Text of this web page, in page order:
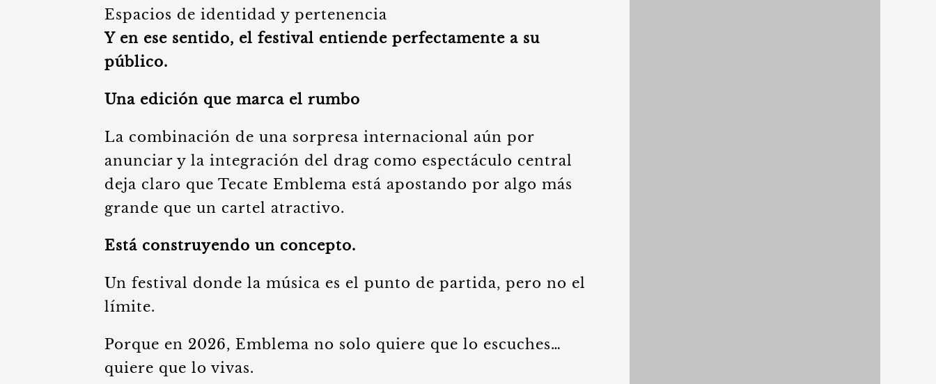
Espacios de identidad y pertenencia
Y en ese sentido, el festival entiende perfectamente a su
público.
Una edición que marca el rumbo
La combinación de una sorpresa internacional aún por
anunciar y la integración del drag como espectáculo central
deja claro que Tecate Emblema está apostando por algo más
grande que un cartel atractivo.
Está construyendo un concepto.
Un festival donde la música es el punto de partida, pero no el
límite.
Porque en 2026, Emblema no solo quiere que lo escuches…
quiere que lo vivas.